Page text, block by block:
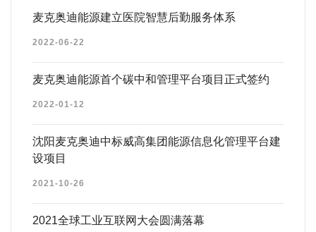
麦克奥迪能源建立医院智慧后勤服务体系
2022-06-22
麦克奥迪能源首个碳中和管理平台项目正式签约
2022-01-12
沈阳麦克奥迪中标威高集团能源信息化管理平台建
设项目
2021-10-26
2021全球工业互联网大会圆满落幕